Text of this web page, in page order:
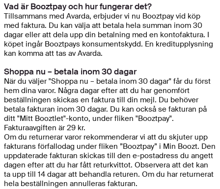
Vad är Booztpay och hur fungerar det?
Tillsammans med Avarda, erbjuder vi nu Booztpay vid köp
med faktura. Du kan välja att betala hela summan inom 30
dagar eller att dela upp din betalning med en kontofaktura. I
köpet ingår Booztpays konsumentskydd. En kreditupplysning
kan komma att tas av Avarda.
Shoppa nu – betala inom 30 dagar
När du väljer "Shoppa nu – betala inom 30 dagar" får du först
hem dina varor. Några dagar efter att du har genomfört
beställningen skickas en faktura till din mejl. Du behöver
betala fakturan inom 30 dagar. Du kan också se fakturan på
ditt "Mitt Booztlet"-konto, under fliken "Booztpay".
Fakturaavgiften är 29 kr.
Om du returnerar varor rekommenderar vi att du skjuter upp
fakturans förfallodag under fliken ”Booztpay” i Min Boozt. Den
uppdaterade fakturan skickas till den e-postadress du angett
dagen efter att du har fått returkvittot. Observera att det kan
ta upp till 14 dagar att behandla returen. Om du har returnerat
hela beställningen annulleras fakturan.